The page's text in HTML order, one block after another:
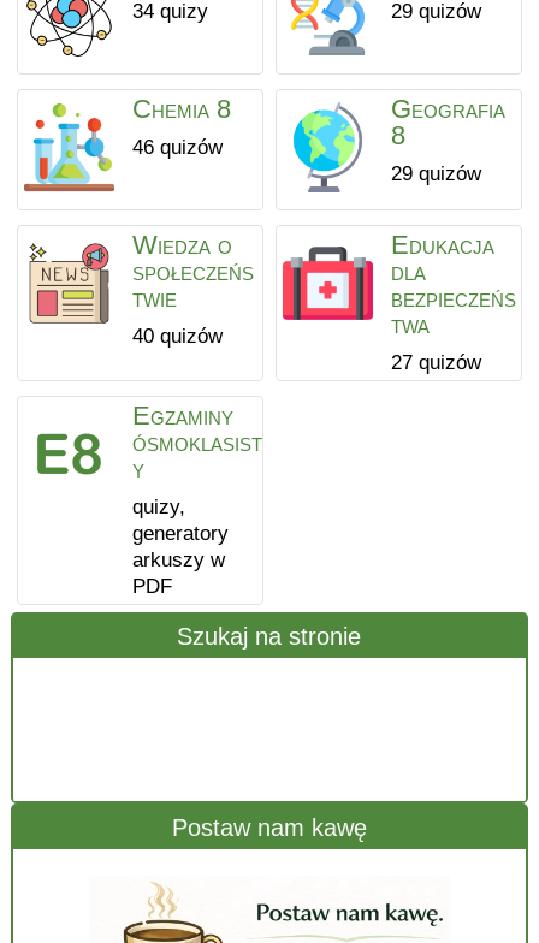
Szukaj na stronie
Postaw nam kawę
Wiedza o
społeczeńs
twie
40 quizów
Chemia 8
46 quizów
29 quizów
Geografia
8
29 quizów
34 quizy
Edukacja
dla
bezpieczeńs
twa
27 quizów
Egzaminy
ósmoklasist
y
quizy,
generatory
arkuszy w
PDF